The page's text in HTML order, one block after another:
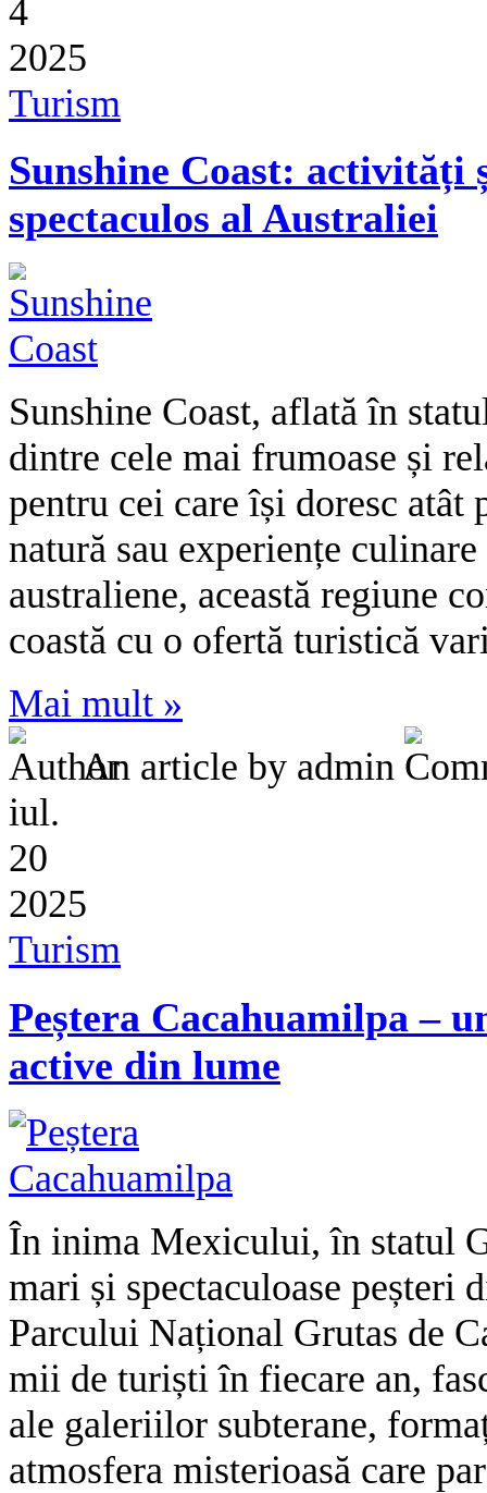
4
2025
Turism
Sunshine Coast:
spectaculos al Australiei
Sunshine Coast, aflată în
dintre cele mai frumoase și
pentru cei care își doresc atât
natură sau experiențe
australiene, această regiune
coastă cu o ofertă turistică
Mai mult »
An article by admin
iul.
20
2025
Turism
Peștera Cacahuamilpa –
active din lume
În inima Mexicului, în statul
mari și spectaculoase peșteri
Parcului Național Grutas de
mii de turiști în fiecare an,
ale galeriilor subterane,
atmosfera misterioasă care